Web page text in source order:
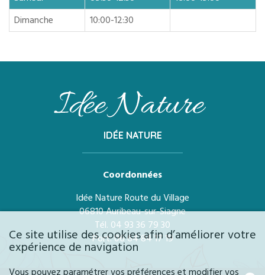
Dimanche
10:00-12:30
IDÉE NATURE
Coordonnées
Idée Nature Route du Village
06810 Auribeau-sur-Siagne
Tél. 04 93 36 79 30
Port. 06 64 84 17 19
Ce site utilise des cookies afin d’améliorer votre
expérience de navigation
Vous pouvez paramétrer vos préférences et modifier vos